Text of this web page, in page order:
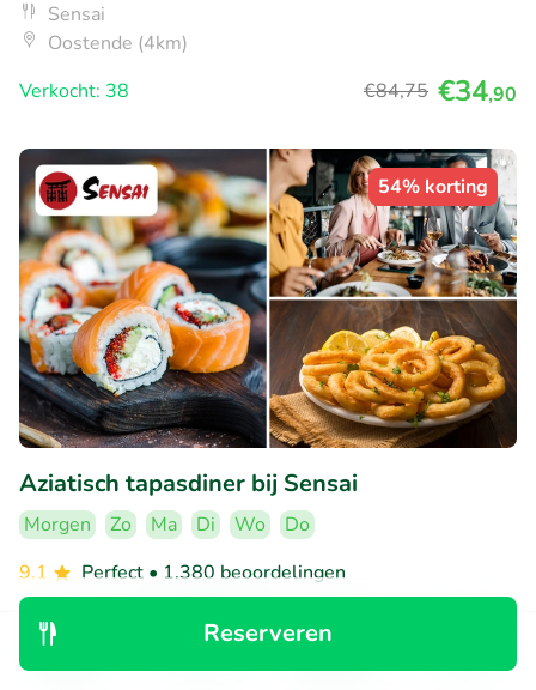
Reserveren
Sensai
Oostende (4km)
Verkocht: 38
€84,75 €34,90
54% korting
Aziatisch tapasdiner bij Sensai
Morgen Zo Ma Di Wo
Do
9.1
Perfect • 1.380 beoordelingen
Sensai
Oostende (4km)